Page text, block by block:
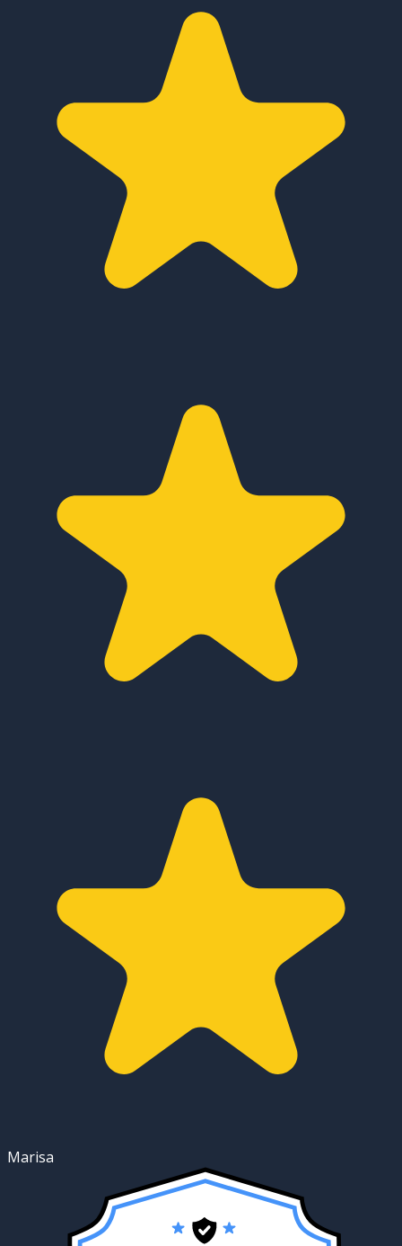
Marisa